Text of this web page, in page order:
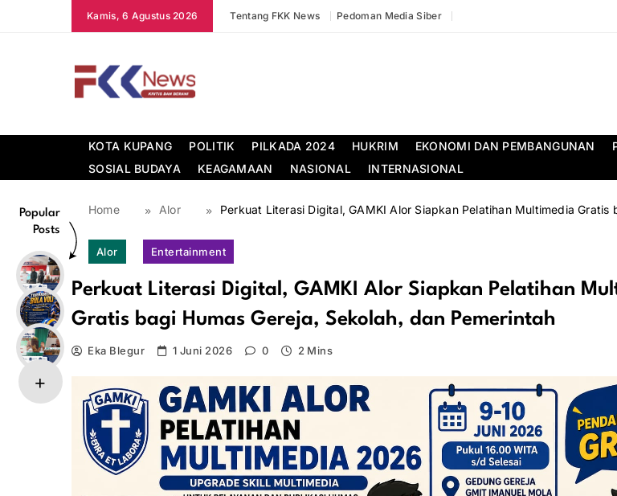
Kamis, 6 Agustus 2026 Tentang FKK News Pedoman Media Siber
KOTA KUPANG POLITIK PILKADA 2024 HUKRIM EKONOMI DAN PEMBANGUNAN
SOSIAL BUDAYA
KEAGAMAAN NASIONAL INTERNASIONAL
Home Alor Perkuat Literasi Digital, GAMKI Alor Siapkan Pelatihan Multimedia Gratis
Popular
Posts
Alor Entertainment
Perkuat Literasi Digital, GAMKI Alor Siapkan Pelatihan
Gratis bagi Humas Gereja, Sekolah, dan Pemerintah
Eka Blegur 1 Juni 2026 0 2 Mins